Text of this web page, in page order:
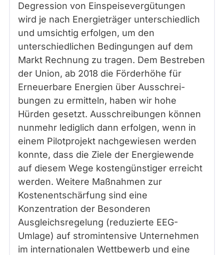
Degression von Einspeisevergütungen
wird je nach Energieträger unterschiedlich
und umsichtig erfolgen, um den
unterschiedlichen Bedingungen auf dem
Markt Rechnung zu tragen. Dem Bestreben
der Union, ab 2018 die Förderhöhe für
Erneuerbare Energien über Ausschrei-
bungen zu ermitteln, haben wir hohe
Hürden gesetzt. Ausschreibungen können
nunmehr lediglich dann erfolgen, wenn in
einem Pilotprojekt nachgewiesen werden
konnte, dass die Ziele der Energiewende
auf diesem Wege kostengünstiger erreicht
werden. Weitere Maßnahmen zur
Kostenentschärfung sind eine
Konzentration der Besonderen
Ausgleichsregelung (reduzierte EEG-
Umlage) auf stromintensive Unternehmen
im internationalen Wettbewerb und eine